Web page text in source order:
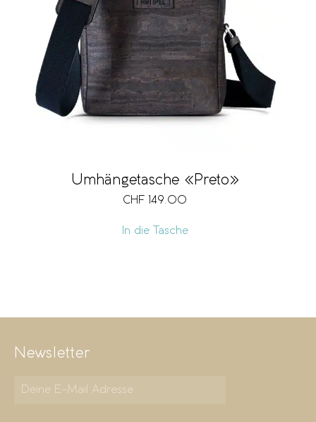
Umhängetasche «Preto»
CHF 149.00
In die Tasche
Newsletter